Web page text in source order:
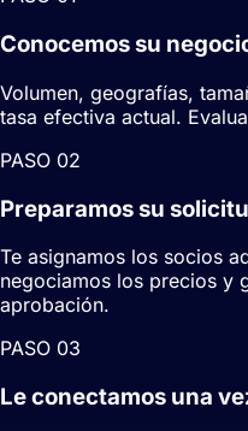
Conocemos su
Volumen, geografías,
tasa efectiva actual.
PASO 02
Preparamos su
Te asignamos los socios
negociamos los precios y
aprobación.
PASO 03
Le conectamos una